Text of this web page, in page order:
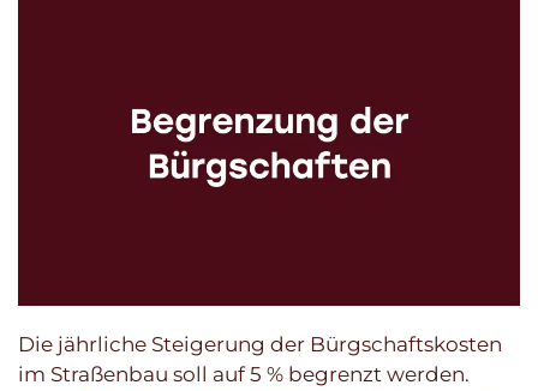
Die jährliche Steigerung der Bürgschaftskosten
im Straßenbau soll auf 5 % begrenzt werden.